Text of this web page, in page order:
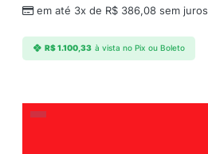
em até 3x de R$ 386,08 sem juros
R$1.100,33 à vista no Pix ou Boleto